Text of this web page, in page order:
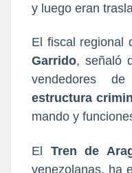
y luego eran
El fiscal regional
Garrido, señaló
vendedores
estructura
mando y
El Tren de
venezolanas, ha